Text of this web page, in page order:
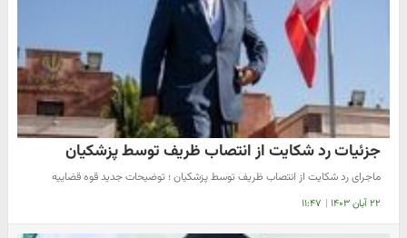
جزئیات رد شکایت از انتصاب ظریف توسط پزشکیان
ماجرای رد شکایت از انتصاب ظریف توسط پزشکیان ؛ توضیحات جدید قوه قضاییه
۲۲ آبان ۱۴۰۳ | ۱۱:۴۷